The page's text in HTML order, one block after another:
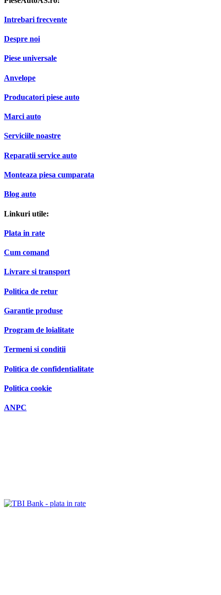
Intrebari frecvente
Despre noi
Piese universale
Anvelope
Producatori piese auto
Marci auto
Serviciile noastre
Reparatii service auto
Monteaza piesa cumparata
Blog auto
Linkuri utile:
Plata in rate
Cum comand
Livrare si transport
Politica de retur
Garantie produse
Program de loialitate
Termeni si conditii
Politica de confidentialitate
Politica cookie
ANPC